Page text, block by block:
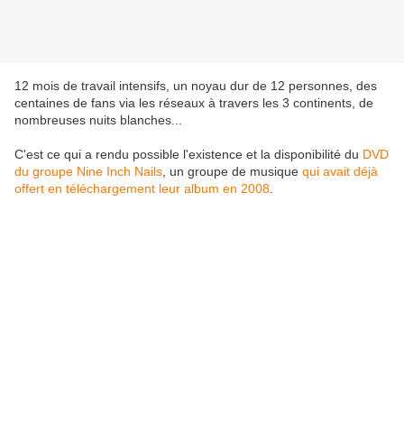
12 mois de travail intensifs, un noyau dur de 12 personnes, des
centaines de fans via les réseaux à travers les 3 continents, de
nombreuses nuits blanches...
C'est ce qui a rendu possible l'existence et la disponibilité du DVD
du groupe Nine Inch Nails , un groupe de musique qui avait déjà
offert en téléchargement leur album en 2008